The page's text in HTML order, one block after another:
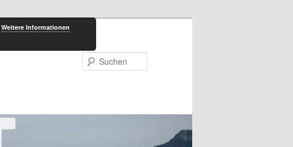
Weitere Informationen